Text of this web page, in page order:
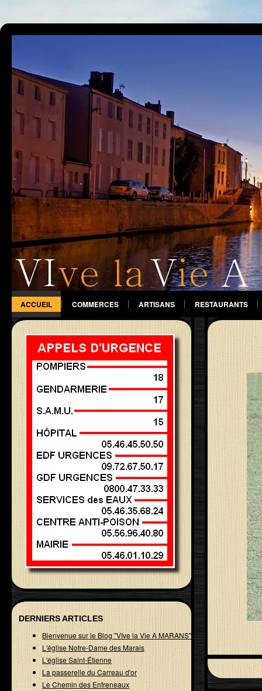
ACCUEIL COMMERCES ARTISANS RESTAURANTS
DIVERS
DERNIERS ARTICLES
Bienvenue sur le Blog "VIve la Vie A MARANS"
L'église Notre-Dame des Marais
L'église Saint-Étienne
La passerelle du Carreau d'or
Le Chemin des Enfreneaux